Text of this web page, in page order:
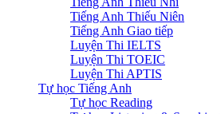
Tiếng Anh Thiếu Niên
Tiếng Anh Giao tiếp
Luyện Thi IELTS
Luyện Thi TOEIC
Luyện Thi APTIS
Tự học Tiếng Anh
Tự học Reading